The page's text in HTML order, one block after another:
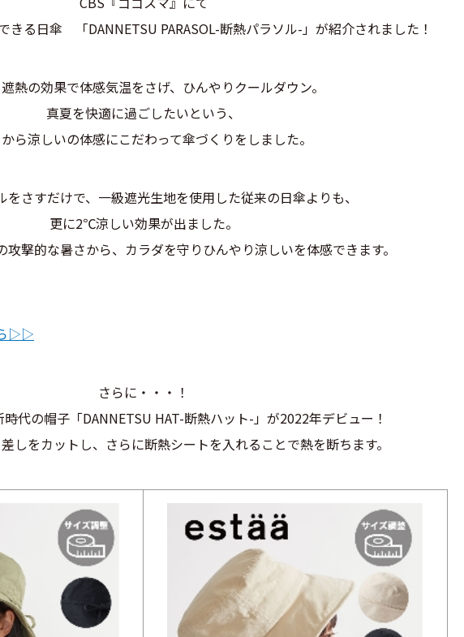
きる日傘 「DANNETSU PARASOL-断熱パラソル-」が紹介されました！
熱の効果で体感気温をさげ、ひんやりクールダウン。
真夏を快適に過ごしたいという、
ら涼しいの体感にこだわって傘づくりをしました。
をさすだけで、一級遮光生地を使用した従来の日傘よりも、
更に2℃涼しい効果が出ました。
攻撃的な暑さから、カラダを守りひんやり涼しいを体感できます。
ら▷▷
さらに・・・！
代の帽子「DANNETSU HAT-断熱ハット-」が2022年デビュー！
しをカットし、さらに断熱シートを入れることで熱を断ちます。